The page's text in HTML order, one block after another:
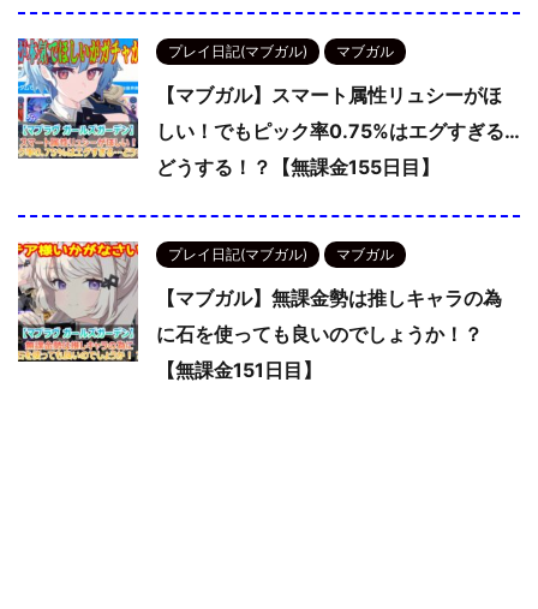
プレイ日記(マブガル) マブガル
【マブガル】スマート属性リュシーがほ
しい！でもピック率0.75%はエグすぎる…
どうする！？【無課金155日目】
プレイ日記(マブガル) マブガル
【マブガル】無課金勢は推しキャラの為
に石を使っても良いのでしょうか！？
【無課金151日目】